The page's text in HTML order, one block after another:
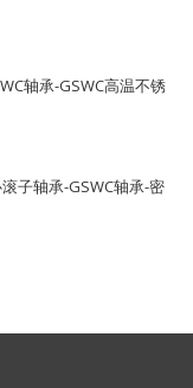
轴承-GSWC高温不锈
子轴承-GSWC轴承-密